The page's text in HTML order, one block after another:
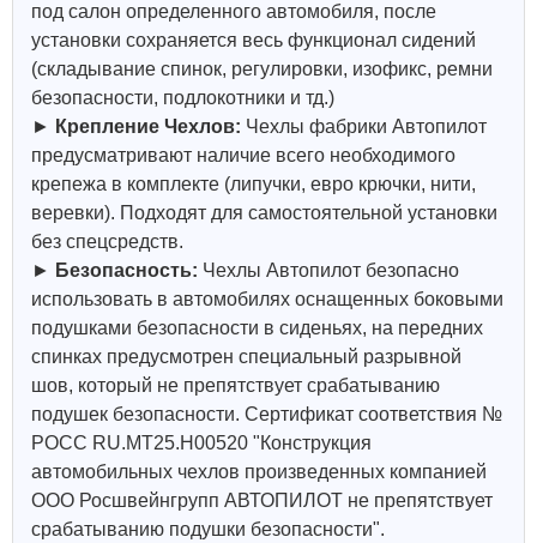
под салон определенного автомобиля, после
установки сохраняется весь функционал сидений
(складывание спинок, регулировки, изофикс, ремни
безопасности, подлокотники и тд.)
► Крепление Чехлов: Чехлы фабрики Автопилот
предусматривают наличие всего необходимого
крепежа в комплекте (липучки, евро крючки, нити,
веревки). Подходят для самостоятельной установки
без спецсредств.
► Безопасность: Чехлы Автопилот безопасно
использовать в автомобилях оснащенных боковыми
подушками безопасности в сиденьях, на передних
спинках предусмотрен специальный разрывной
шов, который не препятствует срабатыванию
подушек безопасности. Сертификат соответствия №
РОСС RU.МТ25.Н00520 "Конструкция
автомобильных чехлов произведенных компанией
ООО Росшвейнгрупп АВТОПИЛОТ не препятствует
срабатыванию подушки безопасности".